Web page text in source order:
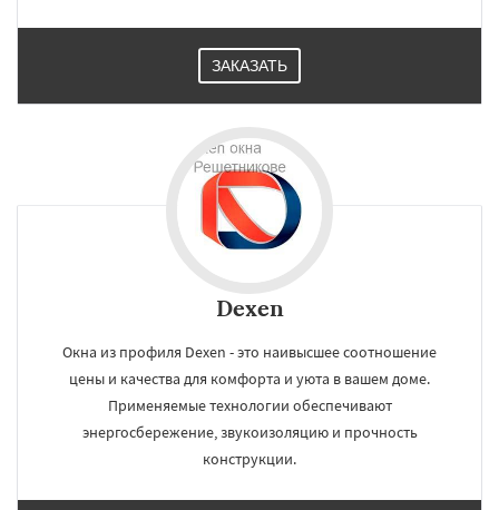
ЗАКАЗАТЬ
Dexen
Окна из профиля Dexen - это наивысшее соотношение
цены и качества для комфорта и уюта в вашем доме.
Применяемые технологии обеспечивают
энергосбережение, звукоизоляцию и прочность
конструкции.